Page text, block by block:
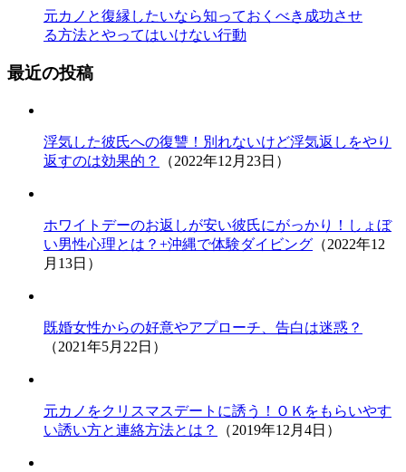
元カノと復縁したいなら知っておくべき成功させ
る方法とやってはいけない行動
最近の投稿
浮気した彼氏への復讐！別れないけど浮気返しをやり
返すのは効果的？
（2022年12月23日）
ホワイトデーのお返しが安い彼氏にがっかり！しょぼ
い男性心理とは？+沖縄で体験ダイビング （2022年12
月13日）
既婚女性からの好意やアプローチ、告白は迷惑？
（2021年5月22日）
元カノをクリスマスデートに誘う！ＯＫをもらいやす
い誘い方と連絡方法とは？
（2019年12月4日）